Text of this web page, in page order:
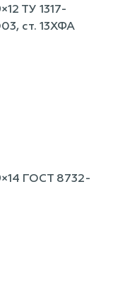
ТУ 1317-
ст. 13ХФА
ГОСТ 8732-